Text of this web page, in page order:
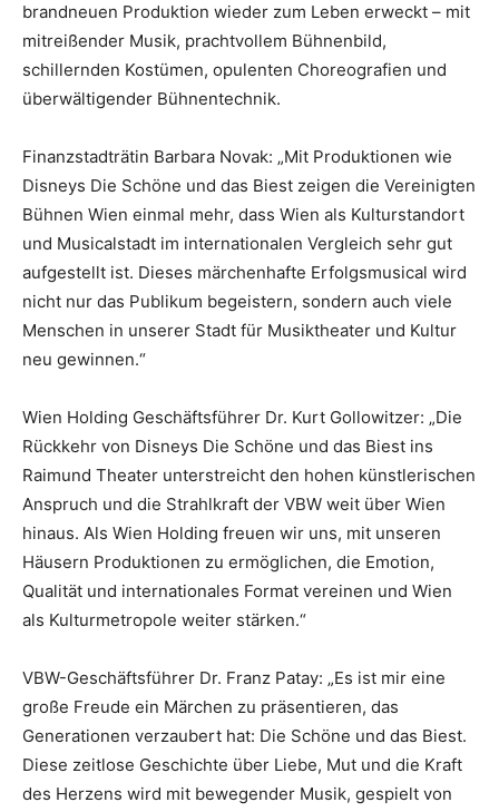
brandneuen Produktion wieder zum Leben erweckt – mit
mitreißender Musik, prachtvollem Bühnenbild,
schillernden Kostümen, opulenten Choreografien und
überwältigender Bühnentechnik.
Finanzstadträtin Barbara Novak: „Mit Produktionen wie
Disneys Die Schöne und das Biest zeigen die Vereinigten
Bühnen Wien einmal mehr, dass Wien als Kulturstandort
und Musicalstadt im internationalen Vergleich sehr gut
aufgestellt ist. Dieses märchenhafte Erfolgsmusical wird
nicht nur das Publikum begeistern, sondern auch viele
Menschen in unserer Stadt für Musiktheater und Kultur
neu gewinnen.“
Wien Holding Geschäftsführer Dr. Kurt Gollowitzer: „Die
Rückkehr von Disneys Die Schöne und das Biest ins
Raimund Theater unterstreicht den hohen künstlerischen
Anspruch und die Strahlkraft der VBW weit über Wien
hinaus. Als Wien Holding freuen wir uns, mit unseren
Häusern Produktionen zu ermöglichen, die Emotion,
Qualität und internationales Format vereinen und Wien
als Kulturmetropole weiter stärken.“
VBW-Geschäftsführer Dr. Franz Patay: „Es ist mir eine
große Freude ein Märchen zu präsentieren, das
Generationen verzaubert hat: Die Schöne und das Biest.
Diese zeitlose Geschichte über Liebe, Mut und die Kraft
des Herzens wird mit bewegender Musik, gespielt von